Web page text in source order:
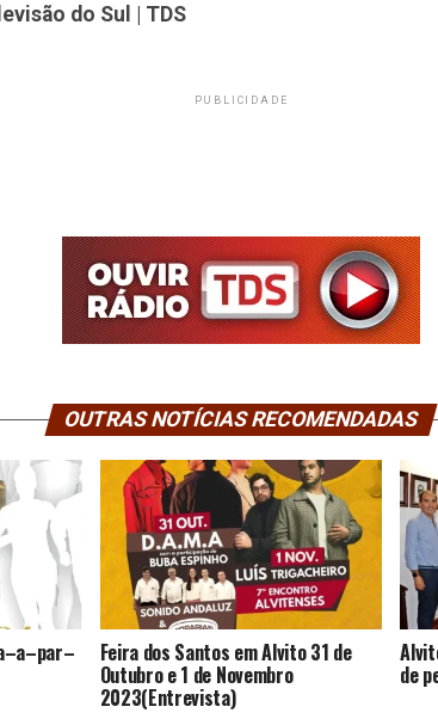
do Sul | TDS
PUBLICIDADE
OUTRAS NOTÍCIAS RECOMENDADAS
Feira dos Santos em Alvito 31 de
Outubro e 1 de Novembro
2023(Entrevista)
de